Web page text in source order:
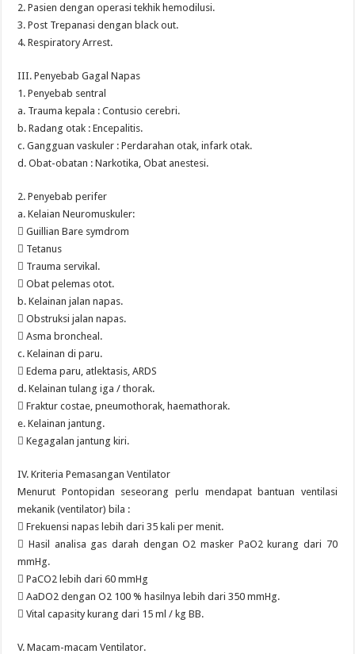
2. Pasien dengan operasi tekhik hemodilusi.
3. Post Trepanasi dengan black out.
4. Respiratory Arrest.
III. Penyebab Gagal Napas
1. Penyebab sentral
a. Trauma kepala : Contusio cerebri.
b. Radang otak : Encepalitis.
c. Gangguan vaskuler : Perdarahan otak, infark otak.
d. Obat-obatan : Narkotika, Obat anestesi.
2. Penyebab perifer
a. Kelaian Neuromuskuler:
 Guillian Bare symdrom
 Tetanus
 Trauma servikal.
 Obat pelemas otot.
b. Kelainan jalan napas.
 Obstruksi jalan napas.
 Asma broncheal.
c. Kelainan di paru.
 Edema paru, atlektasis, ARDS
d. Kelainan tulang iga / thorak.
 Fraktur costae, pneumothorak, haemathorak.
e. Kelainan jantung.
 Kegagalan jantung kiri.
IV. Kriteria Pemasangan Ventilator
Menurut Pontopidan seseorang perlu mendapat bantuan ventilasi
mekanik (ventilator) bila :
 Frekuensi napas lebih dari 35 kali per menit.
 Hasil analisa gas darah dengan O2 masker PaO2 kurang dari 70
mmHg.
 PaCO2 lebih dari 60 mmHg
 AaDO2 dengan O2 100 % hasilnya lebih dari 350 mmHg.
 Vital capasity kurang dari 15 ml / kg BB.
V. Macam-macam Ventilator.